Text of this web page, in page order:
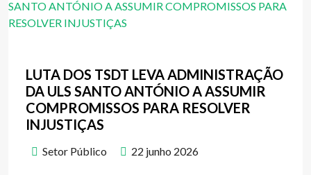
LUTA DOS TSDT LEVA ADMINISTRAÇÃO
DA ULS SANTO ANTÓNIO A ASSUMIR
COMPROMISSOS PARA RESOLVER
INJUSTIÇAS
Setor Público 22 junho 2026